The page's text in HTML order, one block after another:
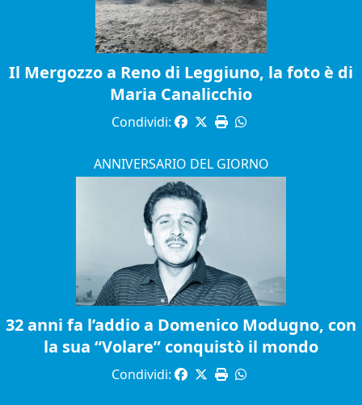
Il Mergozzo a Reno di Leggiuno, la foto è di
Maria Canalicchio
Condividi:
ANNIVERSARIO DEL GIORNO
32 anni fa l’addio a Domenico Modugno, con
la sua “Volare” conquistò il mondo
Condividi: